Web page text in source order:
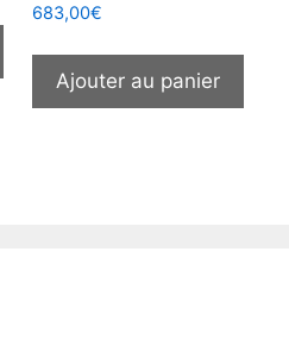
683,00€
Ajouter au panier